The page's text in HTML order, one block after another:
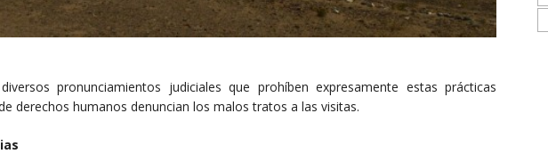
pronunciamientos judiciales que prohíben expresamente estas prácticas
derechos humanos denuncian los malos tratos a las visitas.